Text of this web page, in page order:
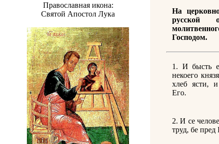
Православная икона:
Святой Апостол Лука
На
русской
Господом.
1. И бысть
некоего
хлеб ясти,
Его.
2. И се
труд, бе